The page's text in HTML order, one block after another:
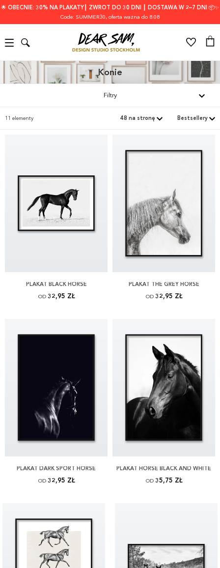
🌟 OBECNIE: 30% NA PLAKATY┃ ZWROT DO 30 DNI ┃ DOSTAWA W 2–7 DNI 📦✨
Code: SUMMER30, oferta ważna do 8.08
Konie
Filtry
11 elementy
PLAKAT BLACK HORSE
OD 32,95 ZŁ
PLAKAT THE GREY HORSE
OD 32,95 ZŁ
PLAKAT DARK SPORT HORSE
OD 32,95 ZŁ
PLAKAT HORSE BLACK AND WHITE
OD 35,75 ZŁ